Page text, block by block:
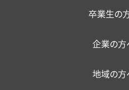
ファカルティ・ディ
各種保険・学
卒業生の
企業の方
地域の方